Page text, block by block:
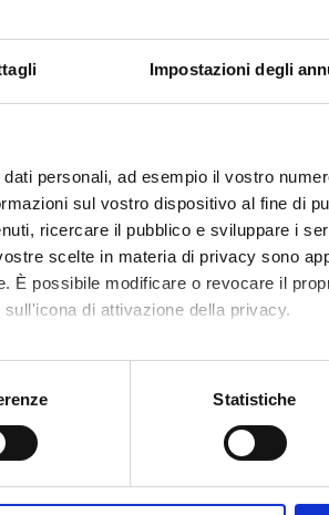
Impostazioni degli
personali, ad esempio il vostro
sul vostro dispositivo al fine di
ricercare il pubblico e sviluppare i
scelte in materia di privacy sono
È possibile modificare o revocare il
di attivazione della privacy.
geografica, con
momento dalla Dichiarazione sui
Statistiche
https://linux2.dse.univr.it/